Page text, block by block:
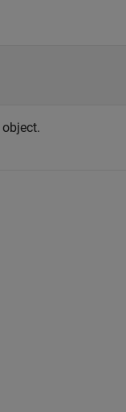
object.